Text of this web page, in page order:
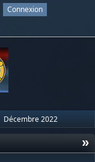
Connexion
Décembre 2022
»